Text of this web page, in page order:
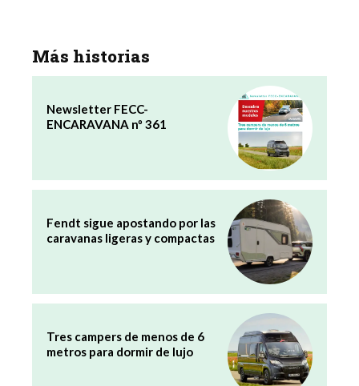
Más historias
Newsletter FECC-
ENCARAVANA nº 361
Fendt sigue apostando por las
caravanas ligeras y compactas
Tres campers de menos de 6
metros para dormir de lujo